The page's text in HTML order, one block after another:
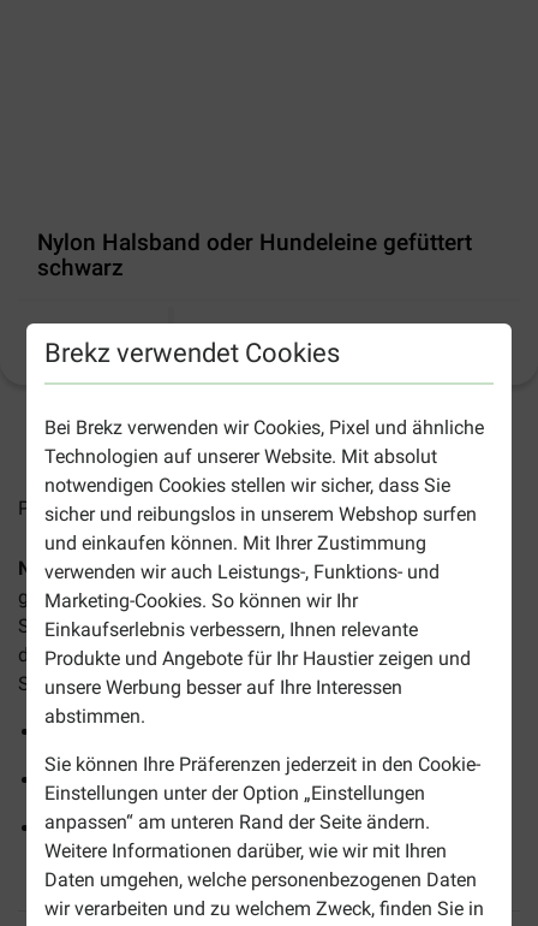
Brekz verwendet Cookies
Bei Brekz verwenden wir Cookies, Pixel und ähnliche
Technologien auf unserer Website. Mit absolut
notwendigen Cookies stellen wir sicher, dass Sie
sicher und reibungslos in unserem Webshop surfen
und einkaufen können. Mit Ihrer Zustimmung
verwenden wir auch Leistungs-, Funktions- und
Marketing-Cookies. So können wir Ihr
Einkaufserlebnis verbessern, Ihnen relevante
Produkte und Angebote für Ihr Haustier zeigen und
unsere Werbung besser auf Ihre Interessen
abstimmen.
Sie können Ihre Präferenzen jederzeit in den Cookie-
Einstellungen unter der Option „Einstellungen
anpassen“ am unteren Rand der Seite ändern.
Weitere Informationen darüber, wie wir mit Ihren
Daten umgehen, welche personenbezogenen Daten
wir verarbeiten und zu welchem Zweck, finden Sie in
Nylon Halsband oder Hundeleine gefüttert
schwarz
2-4 Arbeitstage, sofern nicht anders angegeben
Preise inkl. MwSt zzgl.Versandkosten
Nylon Halsband oder Leine gefüttert schwarzist aus
gefüttertem Nylon hergestellt. Die robuste
Sicherheitsschnalle am Halsband sowie der Karabiner an
der Hundeleine tragen zu einem sicheren und entspannten
Spaziergang mit Ihrem Hund bei.
Halsband in 2 Größen erhältlich
Hundeleine 120 cm lang/20 mm breit
Gefüttertes Halsband oder Hundeleine mit
Sicherheitsschnalle oder Karabiner